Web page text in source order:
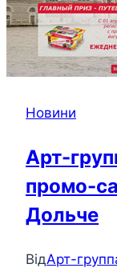
Новини
Арт-
промо-
Дольче
ВідАрт-